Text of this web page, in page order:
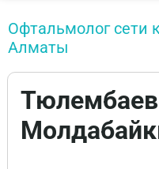
Офтальмолог сети
Алматы